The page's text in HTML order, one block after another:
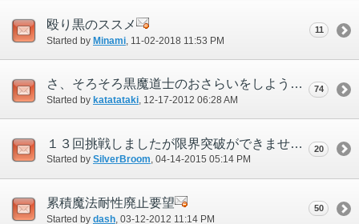
殴り黒のススメ
Started by Minami ‎, 11-02-2018 11:53 PM
11
さ、そろそろ黒魔道士のおさらいをしようか＾＾
Started by katatataki‎, 12-17-2012 06:28 AM
74
１３回挑戦しましたが限界突破ができません（泣）
Started by SilverBroom‎, 04-14-2015 05:14 PM
20
累積魔法耐性廃止要望
Started by dash ‎, 03-12-2012 11:14 PM
50